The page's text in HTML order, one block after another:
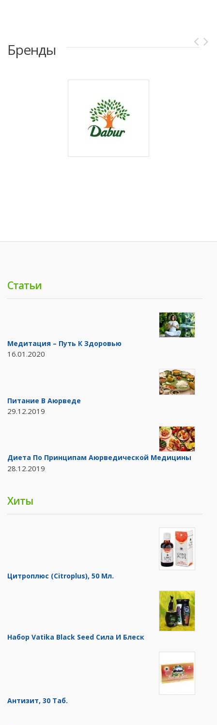
Бренды
Статьи
Медитация – Путь К Здоровью
16.01.2020
Питание В Аюрведе
29.12.2019
Диета По Принципам Аюрведической Медицины
28.12.2019
Хиты
Цитроплюс (Citroplus), 50 Мл.
Набор Vatika Black Seed Сила И Блеск
Антизит, 30 Таб.